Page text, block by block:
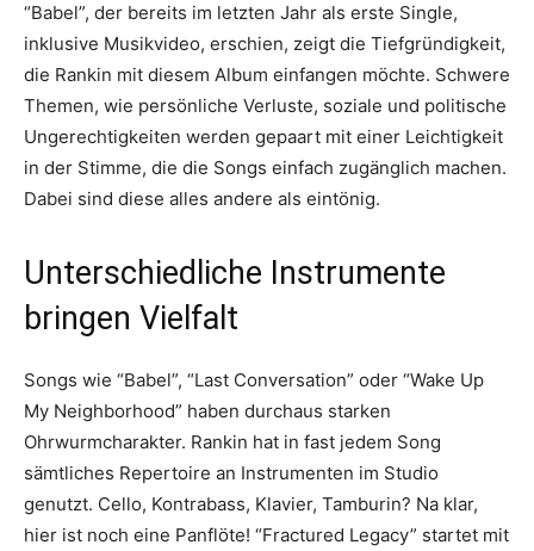
“Babel”, der bereits im letzten Jahr als erste Single,
inklusive Musikvideo, erschien, zeigt die Tiefgründigkeit,
die Rankin mit diesem Album einfangen möchte. Schwere
Themen, wie persönliche Verluste, soziale und politische
Ungerechtigkeiten werden gepaart mit einer Leichtigkeit
in der Stimme, die die Songs einfach zugänglich machen.
Dabei sind diese alles andere als eintönig.
Unterschiedliche Instrumente
bringen Vielfalt
Songs wie “Babel”, “Last Conversation” oder “Wake Up
My Neighborhood” haben durchaus starken
Ohrwurmcharakter. Rankin hat in fast jedem Song
sämtliches Repertoire an Instrumenten im Studio
genutzt. Cello, Kontrabass, Klavier, Tamburin? Na klar,
hier ist noch eine Panflöte! “Fractured Legacy” startet mit